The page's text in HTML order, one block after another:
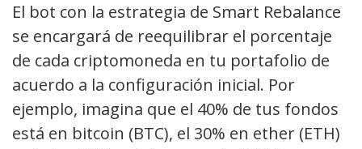
El bot con la estrategia de Smart Rebalance
se encargará de reequilibrar el porcentaje
de cada criptomoneda en tu portafolio de
acuerdo a la configuración inicial. Por
ejemplo, imagina que el 40% de tus fondos
está en bitcoin (BTC), el 30% en ether (ETH)